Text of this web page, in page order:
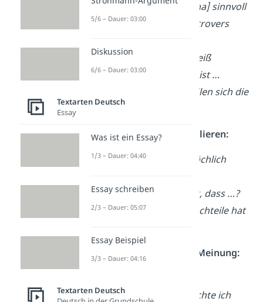
Die Frage, ob [Thema] sinnvoll
ist, wird häufig kontrovers
Ein immer wieder heiß
diskutiertes Thema ist …
Viele Menschen stellen sich die
Frage, ob …
Fragestellungen formulieren:
Sollte [Thema] tatsächlich
Ist es gerechtfertigt, dass …?
Welche Vor- und Nachteile hat
Überleitung zu deiner Meinung:
Argumentation möchte ich
5/6 – Dauer: 03:00
Diskussion
6/6 – Dauer: 03:00
Textarten Deutsch
Essay
Was ist ein Essay?
1/3 – Dauer: 04:40
Essay schreiben
2/3 – Dauer: 05:07
Essay Beispiel
3/3 – Dauer: 04:16
Textarten Deutsch